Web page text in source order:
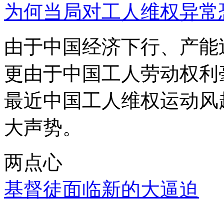
为何当局对工人维权异
由于中国经济下行、产
更由于中国工人劳动权
最近中国工人维权运动
大声势。
两点心
基督徒面临新的大逼迫